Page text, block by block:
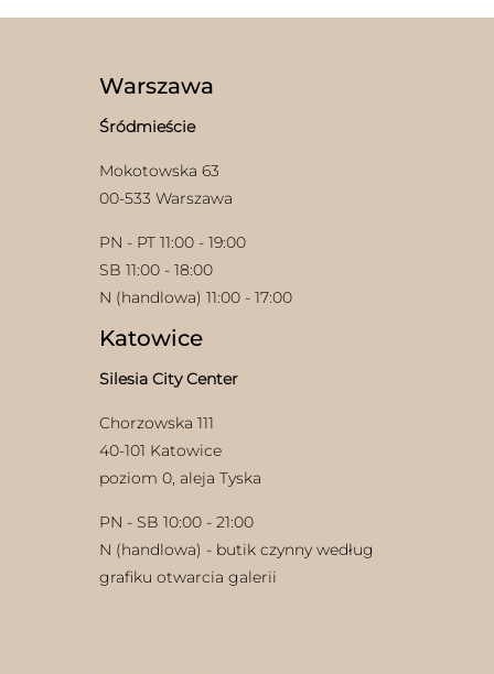
Opcje
Warszawa
Śródmieście
Mokotowska 63
00-533 Warszawa
PN - PT 11:00 - 19:00
SB 11:00 - 18:00
N (handlowa) 11:00 - 17:00
Katowice
Silesia City Center
Chorzowska 111
40-101 Katowice
poziom 0, aleja Tyska
PN - SB 10:00 - 21:00
N (handlowa) - butik czynny według
grafiku otwarcia galerii